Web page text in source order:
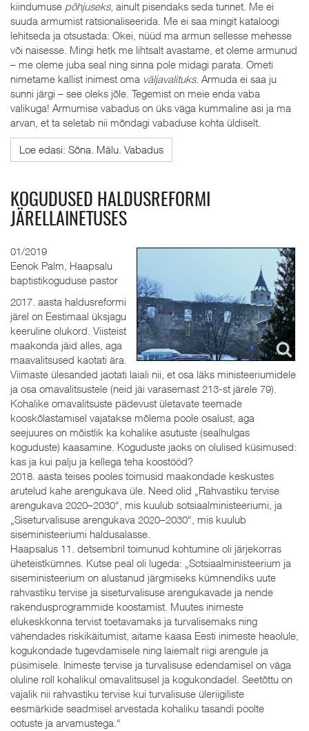
kiindumuse põhjuseks, ainult pisendaks seda tunnet. Me ei
suuda armumist ratsionaliseerida. Me ei saa mingit kataloogi
lehitseda ja otsustada: Okei, nüüd ma armun sellesse mehesse
või naisesse. Mingi hetk me lihtsalt avastame, et oleme armunud
– me oleme juba seal ning sinna pole midagi parata. Ometi
nimetame kallist inimest oma väljavalituks. Armuda ei saa ju
sunni järgi – see oleks jõle. Tegemist on meie enda vaba
valikuga! Armumise vabadus on üks väga kummaline asi ja ma
arvan, et ta seletab nii mõndagi vabaduse kohta üldiselt.
Loe edasi: Sõna. Mälu. Vabadus
KOGUDUSED HALDUSREFORMI
JÄRELLAINETUSES
01/2019
Eenok Palm, Haapsalu
baptistikoguduse pastor
2017. aasta haldusreformi
järel on Eestimaal üksjagu
keeruline olukord. Viisteist
maakonda jäid alles, aga
maavalitsused kaotati ära.
Viimaste ülesanded jaotati laiali nii, et osa läks ministeeriumidele
ja osa omavalitsustele (neid jäi varasemast 213-st järele 79).
Kohalike omavalitsuste pädevust ületavate teemade
kooskõlastamisel vajatakse mõlema poole osalust, aga
seejuures on mõistlik ka kohalike asutuste (sealhulgas
koguduste) kaasamine. Koguduste jaoks on olulised küsimused:
kas ja kui palju ja kellega teha koostööd?
2018. aasta teises pooles toimusid maakondade keskustes
arutelud kahe arengukava üle. Need olid „Rahvastiku tervise
arengukava 2020–2030“, mis kuulub sotsiaalministeeriumi, ja
„Siseturvalisuse arengukava 2020–2030“, mis kuulub
siseministeeriumi haldusalasse.
Haapsalus 11. detsembril toimunud kohtumine oli järjekorras
üheteistkümnes. Kutse peal oli lugeda: „Sotsiaalministeerium ja
siseministeerium on alustanud järgmiseks kümnendiks uute
rahvastiku tervise ja siseturvalisuse arengukavade ja nende
rakendusprogrammide koostamist. Muutes inimeste
elukeskkonna tervist toetavamaks ja turvalisemaks ning
vähendades riskikäitumist, aitame kaasa Eesti inimeste heaolule,
kogukondade tugevdamisele ning laiemalt riigi arengule ja
püsimisele. Inimeste tervise ja turvalisuse edendamisel on väga
oluline roll kohalikul omavalitsusel ja kogukondadel. Seetõttu on
vajalik nii rahvastiku tervise kui turvalisuse üleriigiliste
eesmärkide seadmisel arvestada kohaliku tasandi poolte
ootuste ja arvamustega.“